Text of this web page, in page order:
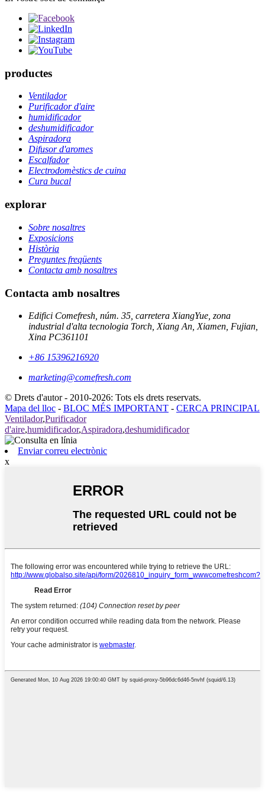
productes
Ventilador
Purificador d'aire
humidificador
deshumidificador
Aspiradora
Difusor d'aromes
Escalfador
Electrodomèstics de cuina
Cura bucal
explorar
Sobre nosaltres
Exposicions
Història
Preguntes freqüents
Contacta amb nosaltres
Contacta amb nosaltres
Edifici Comefresh, núm. 35, carretera XiangYue, zona
industrial d'alta tecnologia Torch, Xiang An, Xiamen, Fujian,
Xina PC361101
+86 15396216920
marketing@comefresh.com
© Drets d'autor - 2010-2026: Tots els drets reservats.
Mapa del lloc - BLOC MÉS IMPORTANT - CERCA PRINCIPAL
Ventilador,Purificador
d'aire,humidificador,Aspiradora,deshumidificador
Enviar correu electrònic
x